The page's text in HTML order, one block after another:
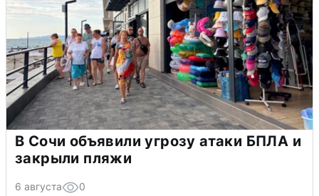
В Сочи объявили угрозу атаки БПЛА и
закрыли пляжи
6 августа 0